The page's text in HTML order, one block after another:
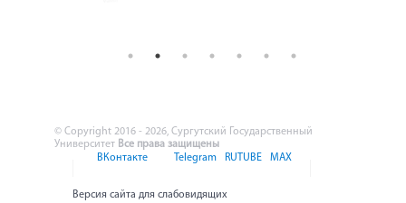
© Copyright 2016 - 2026, Сургутский Государственный
Университет Все права защищены
ВКонтакте
Telegram RUTUBE MAX
Версия сайта для слабовидящих